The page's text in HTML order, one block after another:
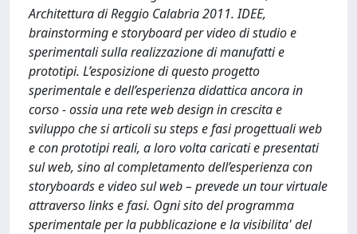
Architettura di Reggio Calabria 2011. IDEE,
brainstorming e storyboard per video di studio e
sperimentali sulla realizzazione di manufatti e
prototipi. L’esposizione di questo progetto
sperimentale e dell’esperienza didattica ancora in
corso - ossia una rete web design in crescita e
sviluppo che si articoli su steps e fasi progettuali web
e con prototipi reali, a loro volta caricati e presentati
sul web, sino al completamento dell’esperienza con
storyboards e video sul web – prevede un tour virtuale
attraverso links e fasi. Ogni sito del programma
sperimentale per la pubblicazione e la visibilita' del